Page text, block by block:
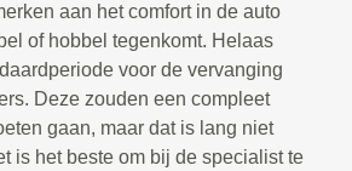
aan het comfort in de auto
of hobbel tegenkomt. Helaas
voor de vervanging
Deze zouden een compleet
gaan, maar dat is lang niet
is het beste om bij de specialist te